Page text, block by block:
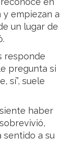
y empiezan a
un lugar de
responde
pregunta si
sí”, suele
haber
sentido a su